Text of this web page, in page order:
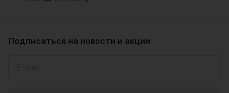
Подписаться на новости и акции